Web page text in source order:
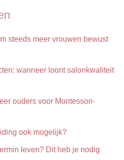
steeds meer vrouwen bewust
wanneer loont salonkwaliteit
ouders voor Montessori-
ook mogelijk?
leven? Dit heb je nodig